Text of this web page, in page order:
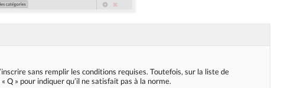
sans remplir les conditions requises. Toutefois, sur la liste de
Q » pour indiquer qu’il ne satisfait pas à la norme.